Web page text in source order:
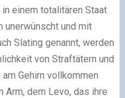
einem totalitären Staat
unerwünscht und mit
Slating genannt, werden
von Straftätern und
Gehirn vollkommen
Arm, dem Levo, das ihre